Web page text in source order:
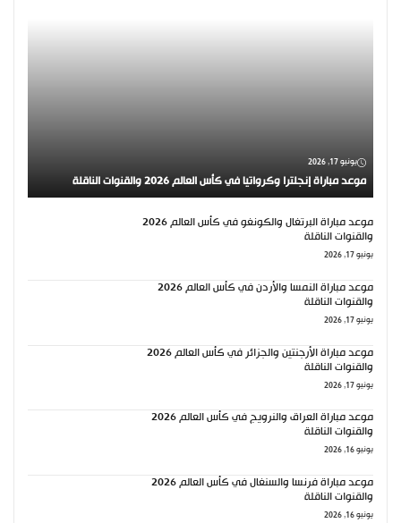
يونيو 17, 2026
موعد مباراة إنجلترا وكرواتيا في كأس العالم 2026 والقنوات الناقلة
موعد مباراة البرتغال والكونغو في كأس العالم 2026
والقنوات الناقلة
يونيو 17, 2026
موعد مباراة النمسا والأردن في كأس العالم 2026
والقنوات الناقلة
يونيو 17, 2026
موعد مباراة الأرجنتين والجزائر في كأس العالم 2026
والقنوات الناقلة
يونيو 17, 2026
موعد مباراة العراق والنرويج في كأس العالم 2026
والقنوات الناقلة
يونيو 16, 2026
موعد مباراة فرنسا والسنغال في كأس العالم 2026
والقنوات الناقلة
يونيو 16, 2026